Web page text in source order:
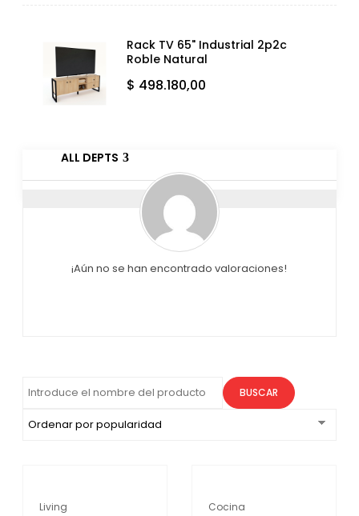
Rack TV 65" Industrial 2p2c
Roble Natural
$ 498.180,00
ALL DEPTS
¡Aún no se han encontrado valoraciones!
Living Cocina